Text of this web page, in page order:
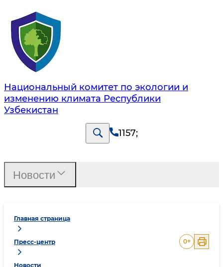
Национальный комитет по экологии и
изменению климата Республики
Узбекистан
1157;
Главная страница
Пресс-центр
Новости
0+
Новости